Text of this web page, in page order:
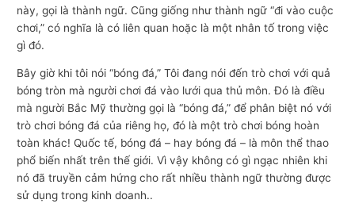
này, gọi là thành ngữ. Cũng giống như thành ngữ “đi vào cuộc
chơi,” có nghĩa là có liên quan hoặc là một nhân tố trong việc
gì đó.
Bây giờ khi tôi nói “bóng đá,” Tôi đang nói đến trò chơi với quả
bóng tròn mà người chơi đá vào lưới qua thủ môn. Đó là điều
mà người Bắc Mỹ thường gọi là “bóng đá,” để phân biệt nó với
trò chơi bóng đá của riêng họ, đó là một trò chơi bóng hoàn
toàn khác! Quốc tế, bóng đá – hay bóng đá – là môn thể thao
phổ biến nhất trên thế giới. Vì vậy không có gì ngạc nhiên khi
nó đã truyền cảm hứng cho rất nhiều thành ngữ thường được
sử dụng trong kinh doanh..